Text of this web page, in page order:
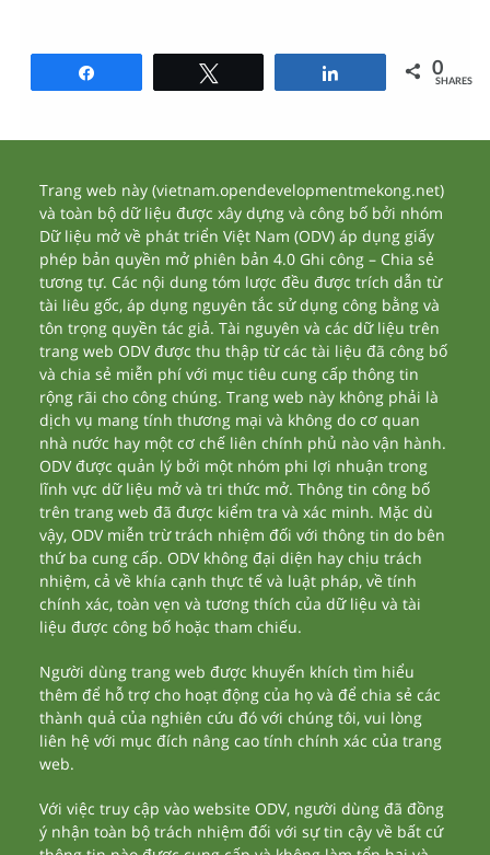
0
SHARES
Trang web này (vietnam.opendevelopmentmekong.net)
và toàn bộ dữ liệu được xây dựng và công bố bởi nhóm
Dữ liệu mở về phát triển Việt Nam (ODV) áp dụng giấy
phép bản quyền mở phiên bản 4.0 Ghi công – Chia sẻ
tương tự. Các nội dung tóm lược đều được trích dẫn từ
tài liêu gốc, áp dụng nguyên tắc sử dụng công bằng và
tôn trọng quyền tác giả. Tài nguyên và các dữ liệu trên
trang web ODV được thu thập từ các tài liệu đã công bố
và chia sẻ miễn phí với mục tiêu cung cấp thông tin
rộng rãi cho công chúng. Trang web này không phải là
dịch vụ mang tính thương mại và không do cơ quan
nhà nước hay một cơ chế liên chính phủ nào vận hành.
ODV được quản lý bởi một nhóm phi lợi nhuận trong
lĩnh vực dữ liệu mở và tri thức mở. Thông tin công bố
trên trang web đã được kiểm tra và xác minh. Mặc dù
vậy, ODV miễn trừ trách nhiệm đối với thông tin do bên
thứ ba cung cấp. ODV không đại diện hay chịu trách
nhiệm, cả về khía cạnh thực tế và luật pháp, về tính
chính xác, toàn vẹn và tương thích của dữ liệu và tài
liệu được công bố hoặc tham chiếu.
Người dùng trang web được khuyến khích tìm hiểu
thêm để hỗ trợ cho hoạt động của họ và để chia sẻ các
thành quả của nghiên cứu đó với chúng tôi, vui lòng
liên hệ với mục đích nâng cao tính chính xác của trang
web.
Với việc truy cập vào website ODV, người dùng đã đồng
ý nhận toàn bộ trách nhiệm đối với sự tin cậy về bất cứ